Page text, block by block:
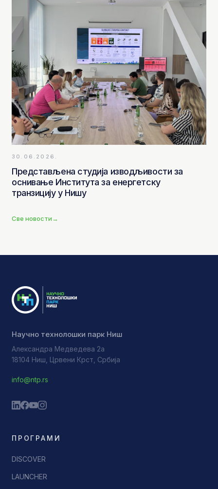
30.06.2026.
Представљена студија изводљивости за
оснивање Института за енергетску
транзицију у Нишу
Све новости→
Научно технолошки парк Ниш
Александра Медведева 2а
18104 Ниш, Црвени Крст, Србија
info@ntp.rs
ПРОГРАМИ
DISCOVER
LAUNCHER